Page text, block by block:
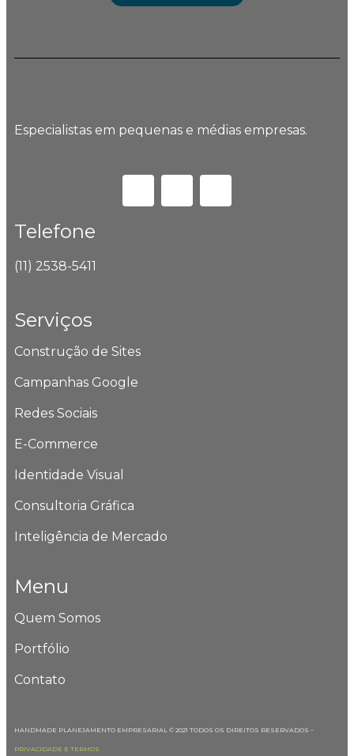
Especialistas em pequenas e médias empresas.
Telefone
(11) 2538-5411
Serviços
Construção de Sites
Campanhas Google
Redes Sociais
E-Commerce
Identidade Visual
Consultoria Gráfica
Inteligência de Mercado
Menu
Quem Somos
Portfólio
Contato
HANDMADE PLANEJAMENTO EMPRESARIAL © 2021 TODOS OS DIREITOS RESERVADOS –
PRIVACIDADE E TERMOS